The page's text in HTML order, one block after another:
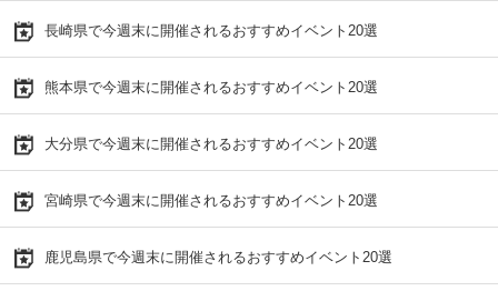
長崎県で今週末に開催されるおすすめイベント20選
熊本県で今週末に開催されるおすすめイベント20選
大分県で今週末に開催されるおすすめイベント20選
宮崎県で今週末に開催されるおすすめイベント20選
鹿児島県で今週末に開催されるおすすめイベント20選